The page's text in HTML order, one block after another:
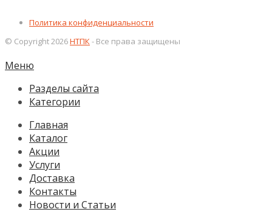
Политика конфиденциальности
© Copyright 2026НТПК- Все права защищены
Меню
Разделы сайта
Категории
Главная
Каталог
Акции
Услуги
Доставка
Контакты
Новости и Статьи